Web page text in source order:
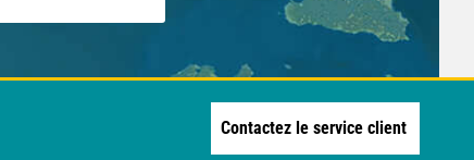
Contactez le service client